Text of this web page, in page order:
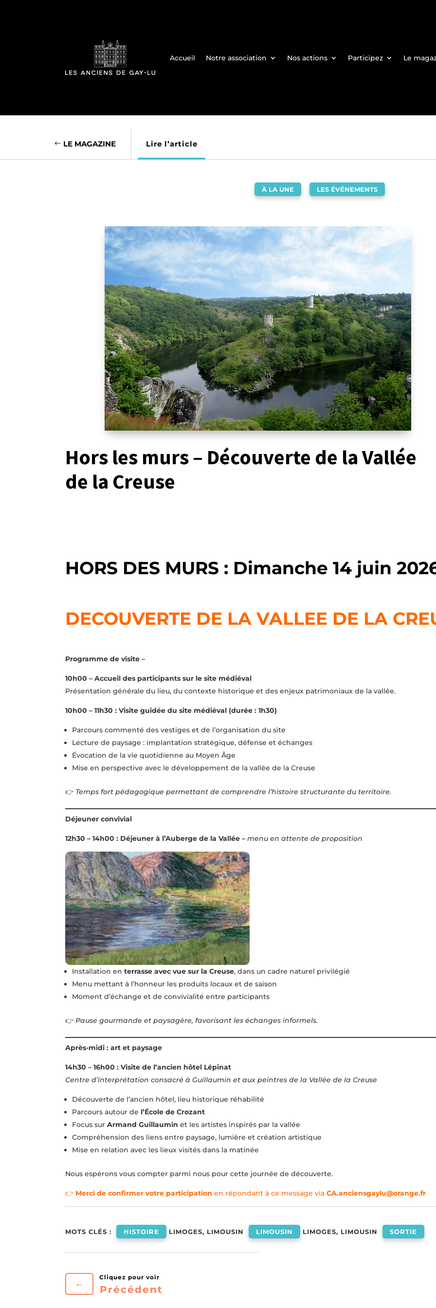
Accueil Notre association Nos actions Participez Le
LE MAGAZINE Lire l’article
À LA UNE LES ÉVÉNEMENTS
Hors les murs – Découverte de la Vallée
de la Creuse
HORS DES MURS : Dimanche 14 juin
DECOUVERTE DE LA VALLEE DE LA
Programme de visite –
10h00 – Accueil des participants sur le site médiéval
Présentation générale du lieu, du contexte historique et des enjeux patrimoniaux de la vallée.
10h00 – 11h30 : Visite guidée du site médiéval (durée : 1h30)
Parcours commenté des vestiges et de l’organisation du site
Lecture de paysage : implantation stratégique, défense et échanges
Évocation de la vie quotidienne au Moyen Âge
Mise en perspective avec le développement de la vallée de la Creuse
👉 Temps fort pédagogique permettant de comprendre l’histoire structurante du territoire.
Déjeuner convivial
12h30 – 14h00 : Déjeuner à l’Auberge de la Vallée –menu en attente de proposition
Installation enterrasse avec vue sur la Creuse, dans un cadre naturel privilégié
Menu mettant à l’honneur les produits locaux et de saison
Moment d’échange et de convivialité entre participants
👉Pause gourmande et paysagère, favorisant les échanges informels.
Après-midi : art et paysage
14h30 – 16h00 : Visite de l’ancien hôtel Lépinat
Centre d’interprétation consacré à Guillaumin et aux peintres de la Vallée de la Creuse
Découverte de l’ancien hôtel, lieu historique réhabilité
Parcours autour de l’École de Crozant
Focus surArmand Guillaumin et les artistes inspirés par la vallée
Compréhension des liens entre paysage, lumière et création artistique
Mise en relation avec les lieux visités dans la matinée
Nous espérons vous compter parmi nous pour cette journée de découverte.
👉 Merci de confirmer votre participation en répondant à ce message viaCA.anciensgaylu@orange.fr
MOTS CLÉS : HISTOIRE LIMOGES, LIMOUSIN LIMOUSIN LIMOGES, LIMOUSIN SORTIE
←
Précédent